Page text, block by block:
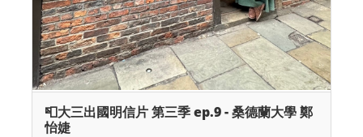
📮大三出國明信片 第三季 ep.9 - 桑德蘭大學 鄭
怡婕